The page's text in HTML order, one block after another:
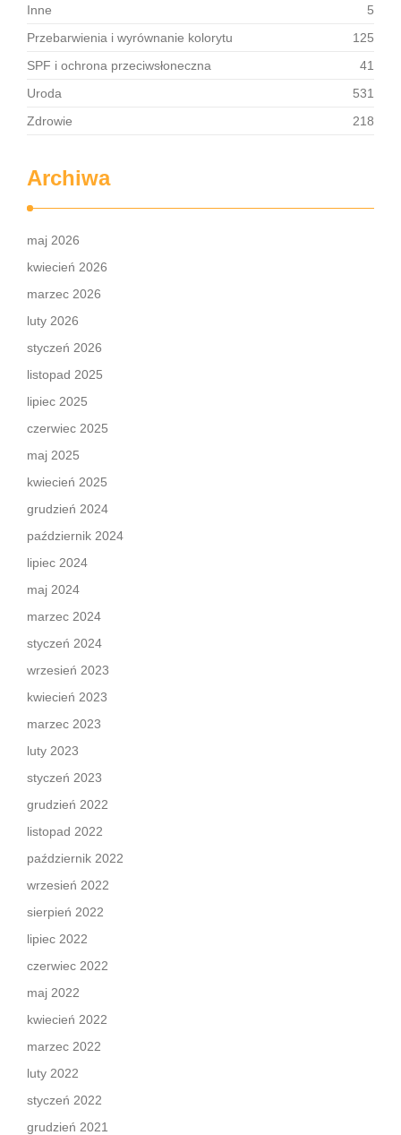
Inne
5
Przebarwienia i wyrównanie kolorytu
125
SPF i ochrona przeciwsłoneczna
41
Uroda
531
Zdrowie
218
Archiwa
maj 2026
kwiecień 2026
marzec 2026
luty 2026
styczeń 2026
listopad 2025
lipiec 2025
czerwiec 2025
maj 2025
kwiecień 2025
grudzień 2024
październik 2024
lipiec 2024
maj 2024
marzec 2024
styczeń 2024
wrzesień 2023
kwiecień 2023
marzec 2023
luty 2023
styczeń 2023
grudzień 2022
listopad 2022
październik 2022
wrzesień 2022
sierpień 2022
lipiec 2022
czerwiec 2022
maj 2022
kwiecień 2022
marzec 2022
luty 2022
styczeń 2022
grudzień 2021